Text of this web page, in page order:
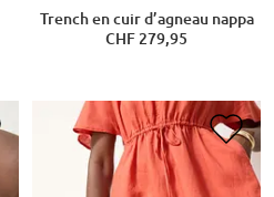
Trench en cuir d’agneau nappa
CHF 279,95